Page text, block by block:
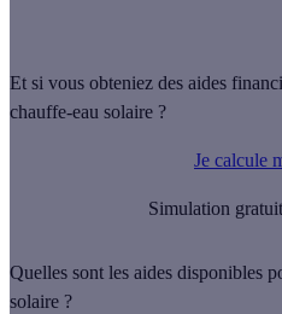
Et si vous obteniez des aides
chauffe-eau solaire ?
Je calcule
Simulation
Quelles sont les aides disponibles
solaire ?